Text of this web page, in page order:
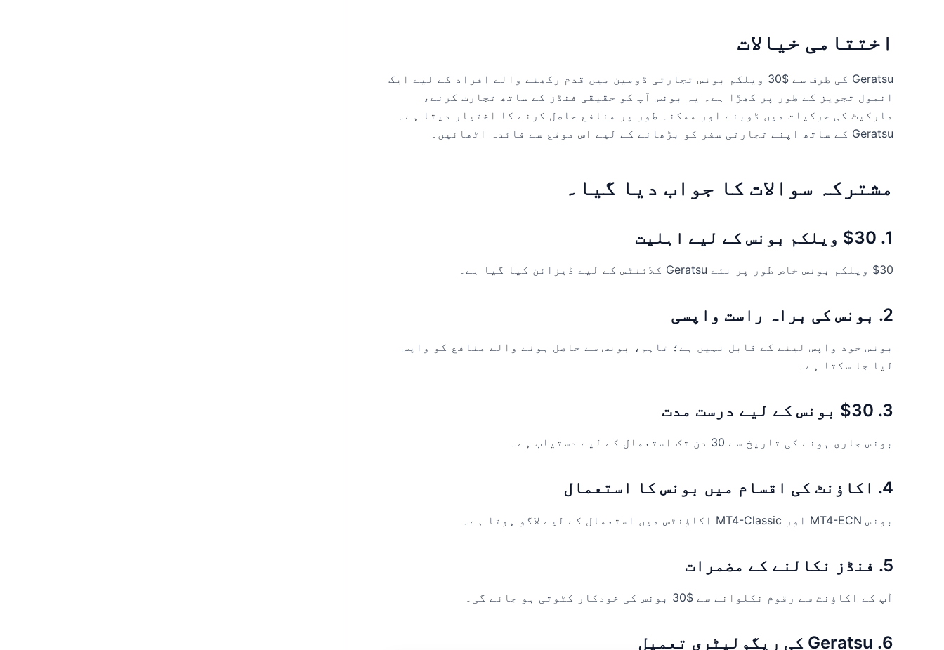
اختتامی خیالات
Geratsu کی طرف سے $30 ویلکم بونس تجارتی ڈومین میں قدم رکھنے والے افراد کے لیے ایک
انمول تجویز کے طور پر کھڑا ہے۔ یہ بونس آپ کو حقیقی فنڈز کے ساتھ تجارت کرنے،
مارکیٹ کی حرکیات میں ڈوبنے اور ممکنہ طور پر منافع حاصل کرنے کا اختیار دیتا ہے۔
Geratsu کے ساتھ اپنے تجارتی سفر کو بڑھانے کے لیے اس موقع سے فائدہ اٹھائیں۔
مشترکہ سوالات کا جواب دیا گیا۔
1. $30 ویلکم بونس کے لیے اہلیت
$30 ویلکم بونس خاص طور پر نئے Geratsu کلائنٹس کے لیے ڈیزائن کیا گیا ہے۔
2. بونس کی براہ راست واپسی
بونس خود واپس لینے کے قابل نہیں ہے؛ تاہم، بونس سے حاصل ہونے والے منافع کو واپس
لیا جا سکتا ہے۔
3. $30 بونس کے لیے درست مدت
بونس جاری ہونے کی تاریخ سے 30 دن تک استعمال کے لیے دستیاب ہے۔
4. اکاؤنٹ کی اقسام میں بونس کا استعمال
بونس MT4-ECN اور MT4-Classic اکاؤنٹس میں استعمال کے لیے لاگو ہوتا ہے۔
5. فنڈز نکالنے کے مضمرات
آپ کے اکاؤنٹ سے رقوم نکلوانے سے $30 بونس کی خودکار کٹوتی ہو جائے گی۔
6. Geratsu کی ریگولیٹری تعمیل